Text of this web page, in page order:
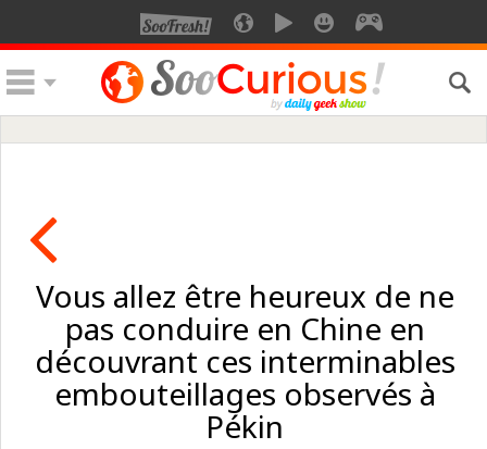
Vous allez être heureux de ne
pas conduire en Chine en
découvrant ces interminables
embouteillages observés à
Pékin